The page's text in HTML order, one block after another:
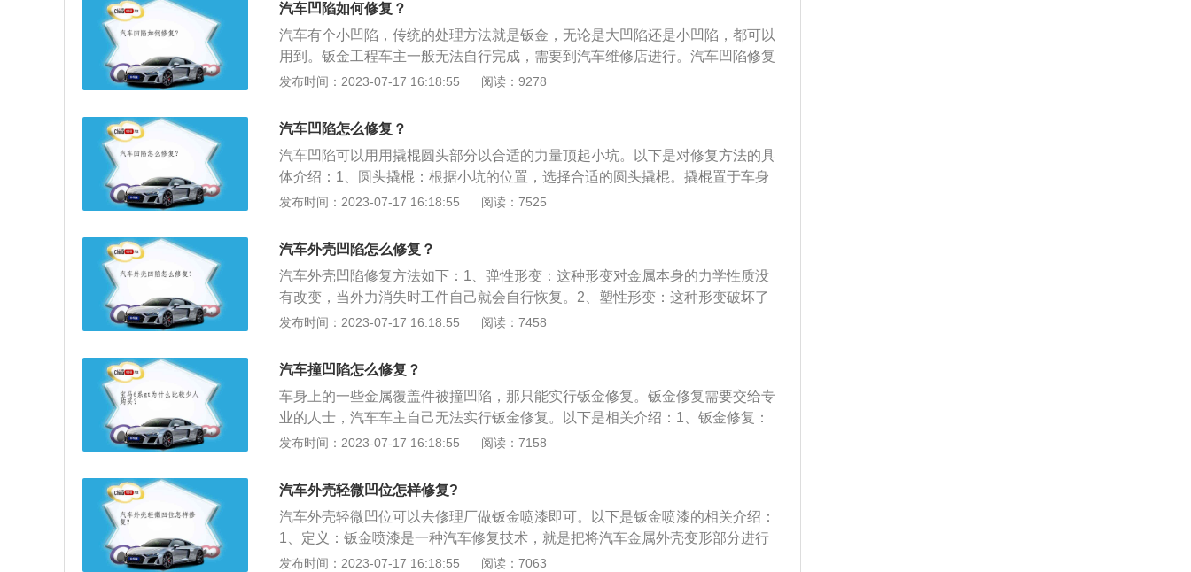
汽车凹陷如何修复？
汽车有个小凹陷，传统的处理方法就是钣金，无论是大凹陷还是小凹陷，都可以
用到。钣金工程车主一般无法自行完成，需要到汽车维修店进行。汽车凹陷修复
器的原理是，通过热熔胶枪、桥式结构吸拉器等工具，用吸盘吸附住车身，再通
通过热胀冷缩使它弹性变形回来，大多数保险杠材料比较软，塑料弹性也比较
好，操作相对简单，只需要预先准备一壶开水，浇在被撞的地方，等慢慢变热，
用手就可以将凹陷的的地方按复原。
发布时间：2023-07-17 16:18:55 阅读：9278
汽车凹陷怎么修复？
汽车凹陷可以用用撬棍圆头部分以合适的力量顶起小坑。以下是对修复方法的具
体介绍：1、圆头撬棍：根据小坑的位置，选择合适的圆头撬棍。撬棍置于车身
内，用撬棍圆头部分以合适的力量顶起小坑。在撬棍顶不到的位置，如车身上双
的检查，如发现车身表面有损伤、刮痕、破损露皮，应及时做喷漆处理。
发布时间：2023-07-17 16:18:55 阅读：7525
汽车外壳凹陷怎么修复？
汽车外壳凹陷修复方法如下：1、弹性形变：这种形变对金属本身的力学性质没
有改变，当外力消失时工件自己就会自行恢复。2、塑性形变：这种形变破坏了
金属本身的力学性质，外力消失时依靠自身能力无法回到原状，就需要人为的恢
修时结合凹陷实例进行分析，把握凹陷的着力点和受力的大小、方向，是维修成
功的关键，而凹陷程度的不同维修的方案也不同。
发布时间：2023-07-17 16:18:55 阅读：7458
汽车撞凹陷怎么修复？
车身上的一些金属覆盖件被撞凹陷，那只能实行钣金修复。钣金修复需要交给专
业的人士，汽车车主自己无法实行钣金修复。以下是相关介绍：1、钣金修复：
钣金修复时需要一些工具来将凹陷的地方位置拉出来，在修复完成后，因为金属
复出来的效果不好，而且用料很差，而且还可能会发生色差。在使用汽车的过程
中，出现一些剐蹭正常，假如仅仅是轻微的车漆损坏，那么没有必要修复。
发布时间：2023-07-17 16:18:55 阅读：7158
汽车外壳轻微凹位怎样修复?
汽车外壳轻微凹位可以去修理厂做钣金喷漆即可。以下是钣金喷漆的相关介绍：
1、定义：钣金喷漆是一种汽车修复技术，就是把将汽车金属外壳变形部分进行
修复，比如车体外壳被撞了个坑，就可以通过钣金使之恢复原样，然后再通过喷
发布时间：2023-07-17 16:18:55 阅读：7063